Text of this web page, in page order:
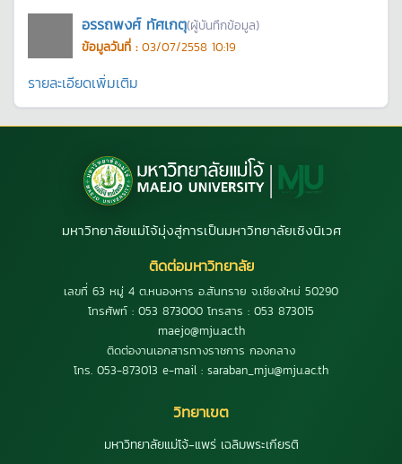
อรรถพงศ์ ทัศเกตุ(ผู้บันทึกข้อมูล)
ข้อมูลวันที่ : 03/07/2558 10:19
รายละเอียดเพิ่มเติม
มหาวิทยาลัยแม่โจ้มุ่งสู่การเป็นมหาวิทยาลัยเชิงนิเวศ
ติดต่อมหาวิทยาลัย
เลขที่ 63 หมู่ 4 ต.หนองหาร อ.สันทราย จ.เชียงใหม่ 50290
โทรศัพท์ : 053 873000 โทรสาร : 053 873015
maejo@mju.ac.th
ติดต่องานเอกสารทางราชการ กองกลาง
โทร. 053-873013 e-mail : saraban_mju@mju.ac.th
วิทยาเขต
มหาวิทยาลัยแม่โจ้-แพร่ เฉลิมพระเกียรติ